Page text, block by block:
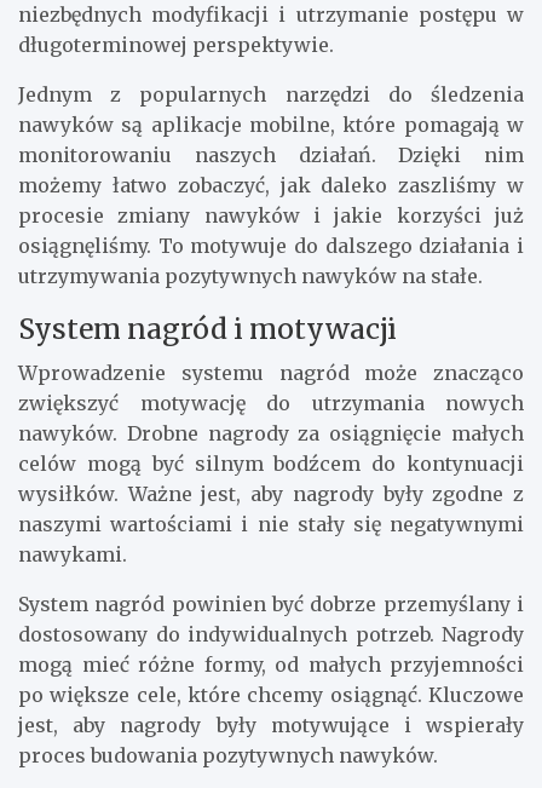
niezbędnych modyfikacji i utrzymanie postępu w
długoterminowej perspektywie.
Jednym z popularnych narzędzi do śledzenia
nawyków są aplikacje mobilne, które pomagają w
monitorowaniu naszych działań. Dzięki nim
możemy łatwo zobaczyć, jak daleko zaszliśmy w
procesie zmiany nawyków i jakie korzyści już
osiągnęliśmy. To motywuje do dalszego działania i
utrzymywania pozytywnych nawyków na stałe.
System nagród i motywacji
Wprowadzenie systemu nagród może znacząco
zwiększyć motywację do utrzymania nowych
nawyków. Drobne nagrody za osiągnięcie małych
celów mogą być silnym bodźcem do kontynuacji
wysiłków. Ważne jest, aby nagrody były zgodne z
naszymi wartościami i nie stały się negatywnymi
nawykami.
System nagród powinien być dobrze przemyślany i
dostosowany do indywidualnych potrzeb. Nagrody
mogą mieć różne formy, od małych przyjemności
po większe cele, które chcemy osiągnąć. Kluczowe
jest, aby nagrody były motywujące i wspierały
proces budowania pozytywnych nawyków.